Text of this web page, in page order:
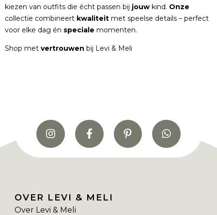
kiezen van outfits die écht passen bij jouw kind. Onze
collectie combineert kwaliteit met speelse details – perfect
voor elke dag én speciale momenten.
Shop met vertrouwen bij Levi & Meli
OVER LEVI & MELI
Over Levi & Meli